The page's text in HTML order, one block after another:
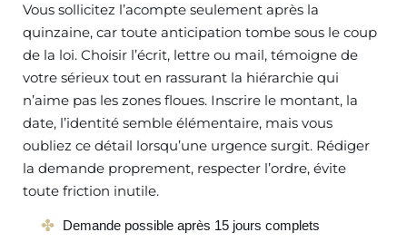
Vous sollicitez l’acompte seulement après la
quinzaine, car toute anticipation tombe sous le coup
de la loi. Choisir l’écrit, lettre ou mail, témoigne de
votre sérieux tout en rassurant la hiérarchie qui
n’aime pas les zones floues. Inscrire le montant, la
date, l’identité semble élémentaire, mais vous
oubliez ce détail lorsqu’une urgence surgit. Rédiger
la demande proprement, respecter l’ordre, évite
toute friction inutile.
Demande possible après 15 jours complets